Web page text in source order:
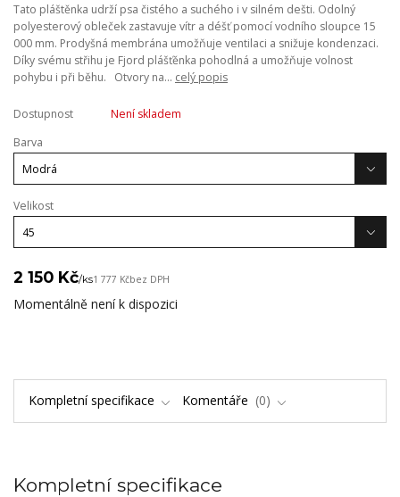
Tato pláštěnka udrží psa čistého a suchého i v silném dešti. Odolný
polyesterový obleček zastavuje vítr a déšť pomocí vodního sloupce 15
000 mm. Prodyšná membrána umožňuje ventilaci a snižuje kondenzaci.
Díky svému střihu je Fjord plášťěnka pohodlná a umožňuje volnost
pohybu i při běhu. Otvory na... celý popis
Dostupnost
Není skladem
Barva
Velikost
2 150 Kč/ks1 777 Kčbez DPH
Momentálně není k dispozici
Kompletní specifikace Komentáře 0
Kompletní specifikace